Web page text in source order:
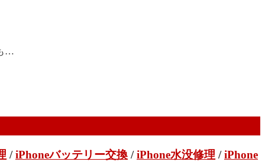
…
/iPhoneバッテリー交換 /iPhone水没修理 /iPhone